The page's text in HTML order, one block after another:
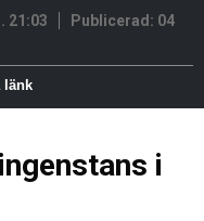
21:03 Publicerad: 04
länk
i